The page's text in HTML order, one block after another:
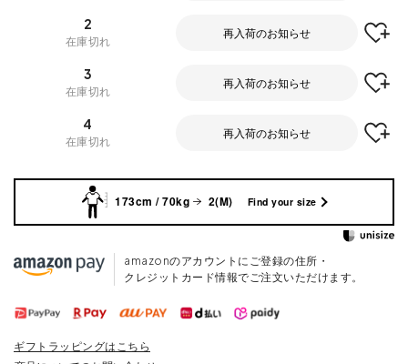
2
在庫切れ
再入荷のお知らせ
3
在庫切れ
再入荷のお知らせ
4
在庫切れ
再入荷のお知らせ
173cm / 70kg 2(M) Find your size
amazonのアカウントにご登録の住所・
クレジットカード情報でご注文いただけます。
ギフトラッピングはこちら